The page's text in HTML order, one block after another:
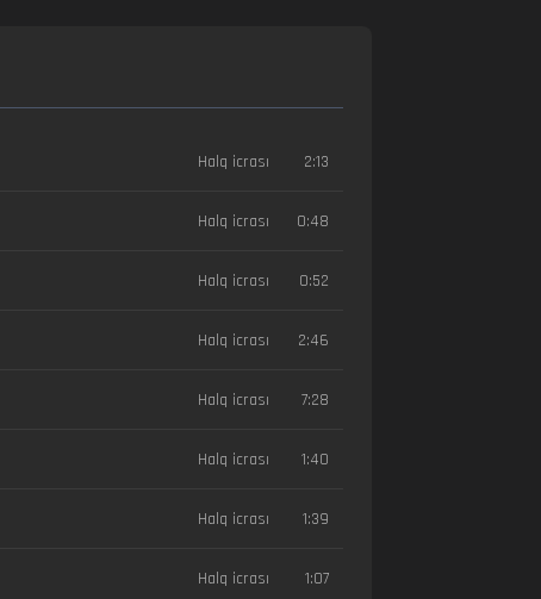
Halq icrası 2:13
Halq icrası 0:48
Halq icrası 0:52
Halq icrası 2:46
Halq icrası 7:28
Halq icrası 1:40
Halq icrası 1:39
Halq icrası 1:07